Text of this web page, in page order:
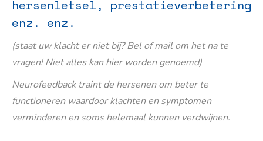
hersenletsel, prestatieverbetering
enz. enz.
(staat uw klacht er niet bij? Bel of mail om het na te
vragen! Niet alles kan hier worden genoemd)
Neurofeedback traint de hersenen om beter te
functioneren waardoor klachten en symptomen
verminderen en soms helemaal kunnen verdwijnen.